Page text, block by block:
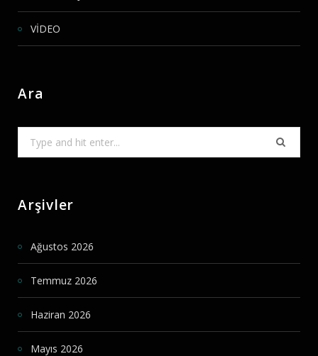
VİDEO
Ara
Arşivler
Ağustos 2026
Temmuz 2026
Haziran 2026
Mayıs 2026